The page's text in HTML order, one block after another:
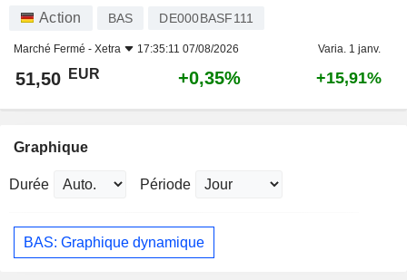
Action BAS DE000BASF111
Marché Fermé - Xetra 17:35:11 07/08/2026 Varia. 1 janv.
51,50 EUR +0,35% +15,91%
Graphique
Durée Période
BAS: Graphique dynamique